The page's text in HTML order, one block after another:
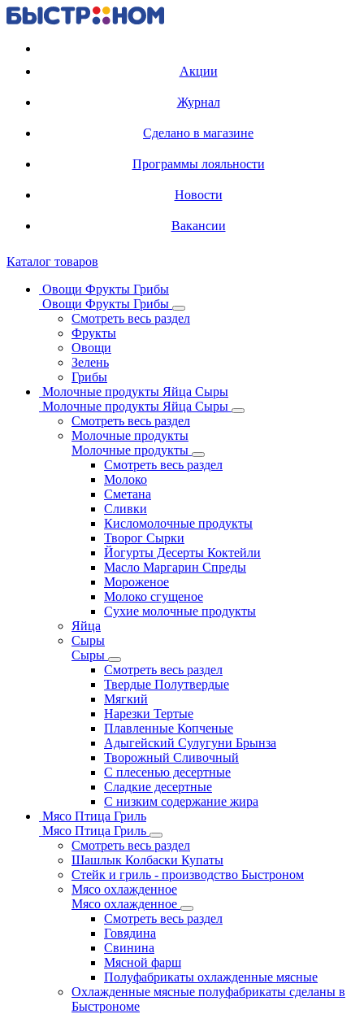
Акции
Журнал
Сделано в магазине
Программы лояльности
Новости
Вакансии
Каталог товаров
Овощи Фрукты Грибы
Овощи Фрукты Грибы
Смотреть весь раздел
Фрукты
Овощи
Зелень
Грибы
Молочные продукты Яйца Сыры
Молочные продукты Яйца Сыры
Смотреть весь раздел
Молочные продукты
Молочные продукты
Смотреть весь раздел
Молоко
Сметана
Сливки
Кисломолочные продукты
Творог Сырки
Йогурты Десерты Коктейли
Масло Маргарин Спреды
Мороженое
Молоко сгущеное
Сухие молочные продукты
Яйца
Сыры
Сыры
Смотреть весь раздел
Твердые Полутвердые
Мягкий
Нарезки Тертые
Плавленные Копченые
Адыгейский Сулугуни Брынза
Творожный Сливочный
С плесенью десертные
Сладкие десертные
С низким содержание жира
Мясо Птица Гриль
Мясо Птица Гриль
Смотреть весь раздел
Шашлык Колбаски Купаты
Стейк и гриль - производство Быстроном
Мясо охлажденное
Мясо охлажденное
Смотреть весь раздел
Говядина
Свинина
Мясной фарш
Полуфабрикаты охлажденные мясные
Охлажденные мясные полуфабрикаты сделаны в
Быстрономе